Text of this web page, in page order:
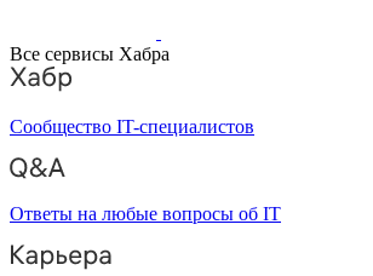
Все сервисы Хабра
Сообщество IT-специалистов
Ответы на любые вопросы об IT